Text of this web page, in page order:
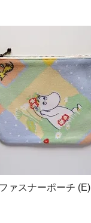
ァスナーポーチ (E)